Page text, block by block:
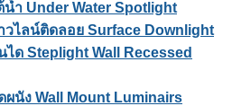
ำ Under Water Spotlight
วไลน์ติดลอย Surface Downlight
ด Steplight Wall Recessed
นัง Wall Mount Luminairs